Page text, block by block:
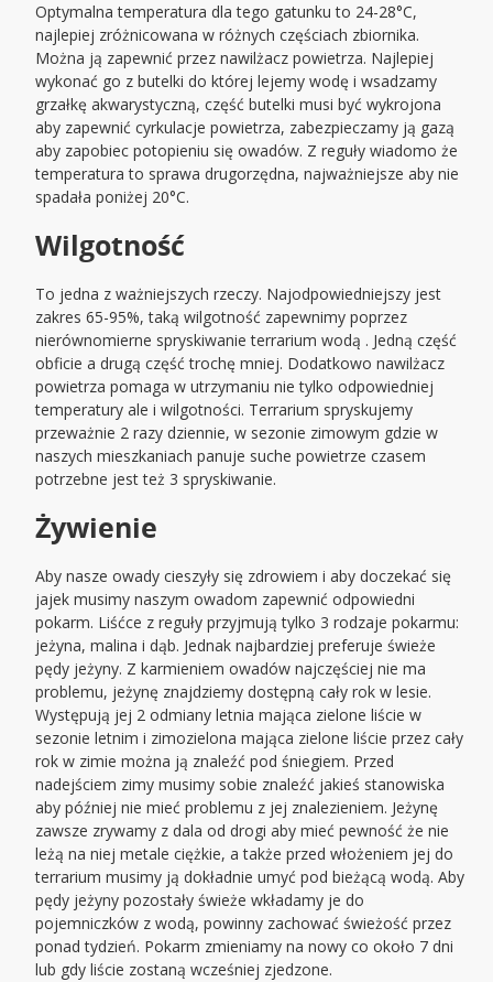
Optymalna temperatura dla tego gatunku to 24-28°C,
najlepiej zróżnicowana w różnych częściach zbiornika.
Można ją zapewnić przez nawilżacz powietrza. Najlepiej
wykonać go z butelki do której lejemy wodę i wsadzamy
grzałkę akwarystyczną, część butelki musi być wykrojona
aby zapewnić cyrkulacje powietrza, zabezpieczamy ją gazą
aby zapobiec potopieniu się owadów. Z reguły wiadomo że
temperatura to sprawa drugorzędna, najważniejsze aby nie
spadała poniżej 20°C.
Wilgotność
To jedna z ważniejszych rzeczy. Najodpowiedniejszy jest
zakres 65-95%, taką wilgotność zapewnimy poprzez
nierównomierne spryskiwanie terrarium wodą . Jedną część
obficie a drugą część trochę mniej. Dodatkowo nawilżacz
powietrza pomaga w utrzymaniu nie tylko odpowiedniej
temperatury ale i wilgotności. Terrarium spryskujemy
przeważnie 2 razy dziennie, w sezonie zimowym gdzie w
naszych mieszkaniach panuje suche powietrze czasem
potrzebne jest też 3 spryskiwanie.
Żywienie
Aby nasze owady cieszyły się zdrowiem i aby doczekać się
jajek musimy naszym owadom zapewnić odpowiedni
pokarm. Liśćce z reguły przyjmują tylko 3 rodzaje pokarmu:
jeżyna, malina i dąb. Jednak najbardziej preferuje świeże
pędy jeżyny. Z karmieniem owadów najczęściej nie ma
problemu, jeżynę znajdziemy dostępną cały rok w lesie.
Występują jej 2 odmiany letnia mająca zielone liście w
sezonie letnim i zimozielona mająca zielone liście przez cały
rok w zimie można ją znaleźć pod śniegiem. Przed
nadejściem zimy musimy sobie znaleźć jakieś stanowiska
aby później nie mieć problemu z jej znalezieniem. Jeżynę
zawsze zrywamy z dala od drogi aby mieć pewność że nie
leżą na niej metale ciężkie, a także przed włożeniem jej do
terrarium musimy ją dokładnie umyć pod bieżącą wodą. Aby
pędy jeżyny pozostały świeże wkładamy je do
pojemniczków z wodą, powinny zachować świeżość przez
ponad tydzień. Pokarm zmieniamy na nowy co około 7 dni
lub gdy liście zostaną wcześniej zjedzone.